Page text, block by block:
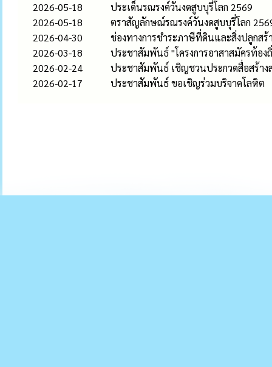
2026-05-18
ประเด็นรณรงค์วันงดสูบบุรี่โลก 2569
2026-05-18
ตราสัญลักษณ์รณรงค์วันงดสูบบุรี่โลก
2026-04-30
ช่องทางการชำระภาษีที่ดินและสิ่งปลูกสร้
2026-03-18
ประชาสัมพันธ์ "โครงการอาสาสมัครท้อง
2026-02-24
ประชาสัมพันธ์ เชิญชวนประกวดสื่อสร้า
2026-02-17
ประชาสัมพันธ์ ขอเชิญร่วมบริจาคโลหิต